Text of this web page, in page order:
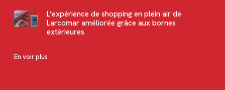
L’expérience de shopping en plein air de
Larcomar améliorée grâce aux bornes
extérieures
En voir plus